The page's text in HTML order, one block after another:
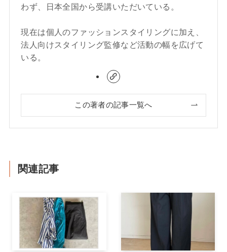
わず、日本全国から受講いただいている。
現在は個人のファッションスタイリングに加え、
法人向けスタイリング監修など活動の幅を広げて
いる。
この著者の記事一覧へ
関連記事